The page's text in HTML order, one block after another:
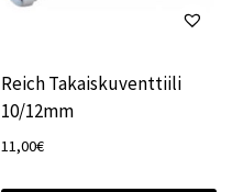
Reich Takaiskuventtiili
10/12mm
11,00€